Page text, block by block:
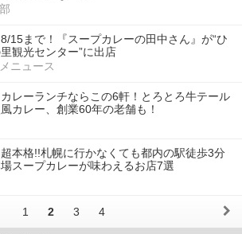
8/15まで！『スープカレーの田中さん』が“ひ
観光センター”に出店
ニュース
カレーランチならこの6軒！とろとろ牛テール
カレー、創業60年の老舗も！
超本格!!札幌に行かなくても都内の駅徒歩3分
スープカレーが味わえるお店7選
1 2 3 4